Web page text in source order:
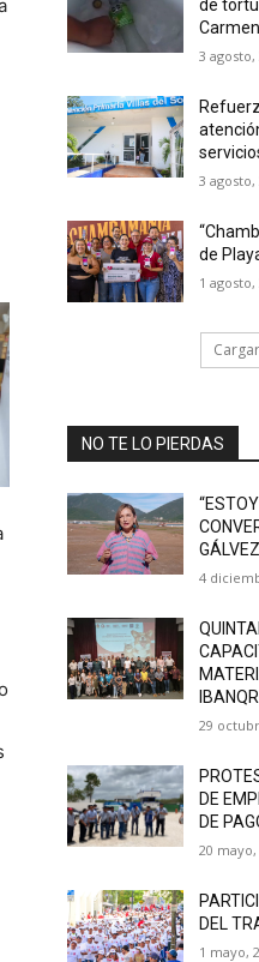
de
3 agosto,
3 agosto,
de
1 agosto,
NO TE LO PIERDAS
GÁLVEZ
4
29
DE
DE
20 mayo,
DEL
1 mayo,